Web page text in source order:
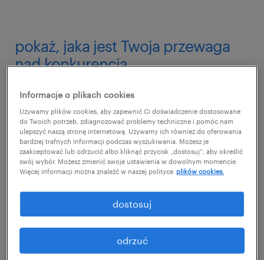
pokaż, jaka jest Twoja przewaga
nad konkurencją
W pracy handlowca ogromną rolę odgrywa
sprzedawany produkt czy usługa. Jeśli
zapotrzebowanie jest duże, a dodatkowo
wyróżnia się spośród konkurencji, sprzedaż
staje się dużo prostsza. Jeśli zatem chcesz
handlowca już podczas kontaktu z
kandydatem przedstaw atuty produktu.
Równie istotne może się okazać pokazanie
udziałów firmy w rynku. Gdy produkt nie jest
Informacje o plikach cookies
Używamy plików cookies, aby zapewnić Ci doświadczenie dostosowane
do Twoich potrzeb, zdiagnozować problemy techniczne i pomóc nam
ulepszyć naszą stronę internetową. Używamy ich również do oferowania
bardziej trafnych informacji podczas wyszukiwania. Możesz je
zaakceptować lub odrzucić albo kliknąć przycisk „dostosuj”, aby określić
swój wybór. Możesz zmienić swoje ustawienia w dowolnym momencie.
Więcej informacji można znaleźć w naszej polityce plików cookies.
odrzuć
dostosuj